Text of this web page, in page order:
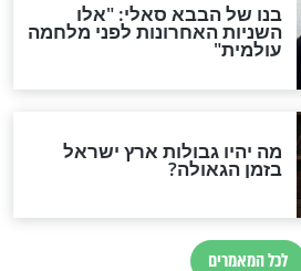
הגאולה תהיה אפיקורסות
גדולה מאוד של
בוא המשיח יהיה
לחזור בתשובה?